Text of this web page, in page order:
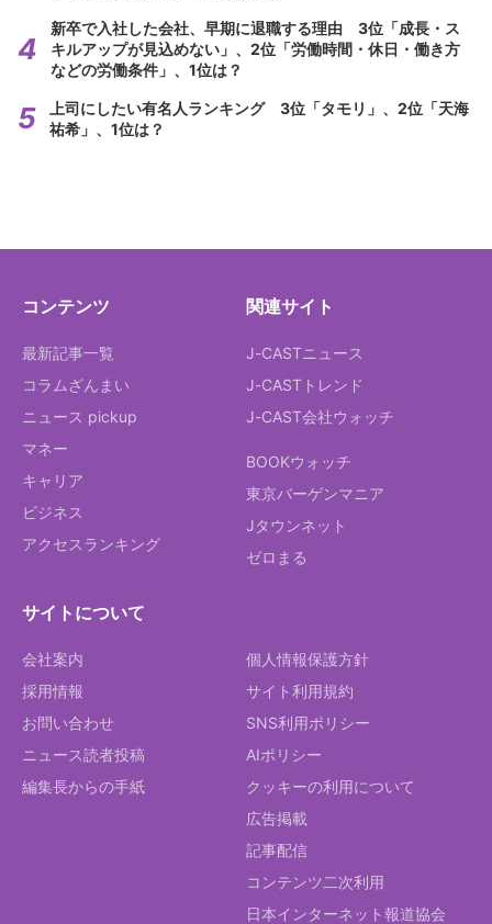
新卒で入社した会社、早期に退職する理由 3位「成長・ス
キルアップが見込めない」、2位「労働時間・休日・働き方
などの労働条件」、1位は？
上司にしたい有名人ランキング 3位「タモリ」、2位「天海
祐希」、1位は？
コンテンツ
最新記事一覧
コラムざんまい
ニュース pickup
マネー
キャリア
ビジネス
アクセスランキング
関連サイト
J-CASTニュース
J-CASTトレンド
J-CAST会社ウォッチ
BOOKウォッチ
東京バーゲンマニア
Jタウンネット
ゼロまる
サイトについて
会社案内
採用情報
お問い合わせ
ニュース読者投稿
編集長からの手紙
個人情報保護方針
サイト利用規約
SNS利用ポリシー
AIポリシー
クッキーの利用について
広告掲載
記事配信
コンテンツ二次利用
日本インターネット報道協会